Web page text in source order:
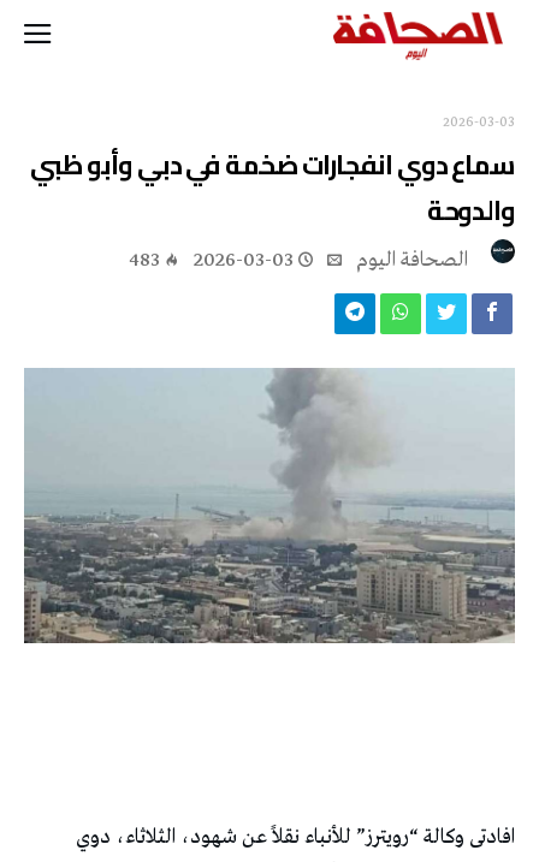
2026-03-03
سماع دوي انفجارات ضخمة في دبي وأبو ظبي
والدوحة
2026-03-03
483
افادتى وكالة “رويترز” للأنباء نقلاً عن شهود، الثلاثاء، دوي